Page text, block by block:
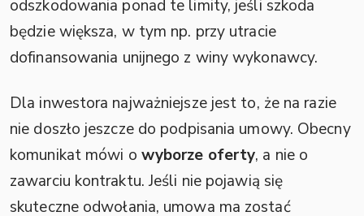
odszkodowania ponad te limity, jeśli szkoda
będzie większa, w tym np. przy utracie
dofinansowania unijnego z winy wykonawcy.
Dla inwestora najważniejsze jest to, że na razie
nie doszło jeszcze do podpisania umowy. Obecny
komunikat mówi o wyborze oferty, a nie o
zawarciu kontraktu. Jeśli nie pojawią się
skuteczne odwołania, umowa ma zostać